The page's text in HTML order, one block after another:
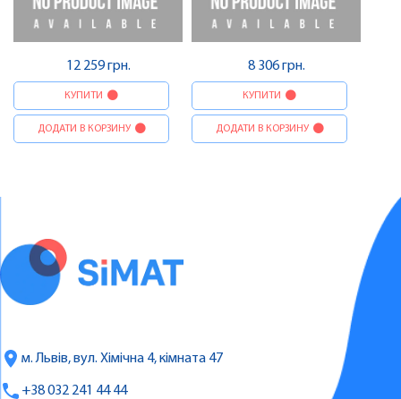
12 259 грн.
КУПИТИ
ДОДАТИ В КОРЗИНУ
8 306 грн.
КУПИТИ
ДОДАТИ В КОРЗИНУ
м. Львів, вул. Хімічна 4, кімната 47
+38 032 241 44 44